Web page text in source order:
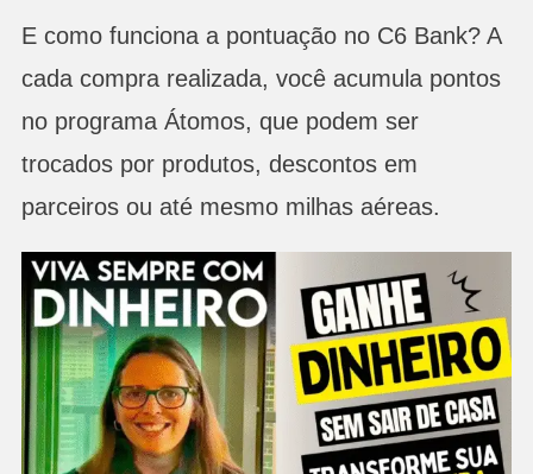
E como funciona a pontuação no C6 Bank? A
cada compra realizada, você acumula pontos
no programa Átomos, que podem ser
trocados por produtos, descontos em
parceiros ou até mesmo milhas aéreas.